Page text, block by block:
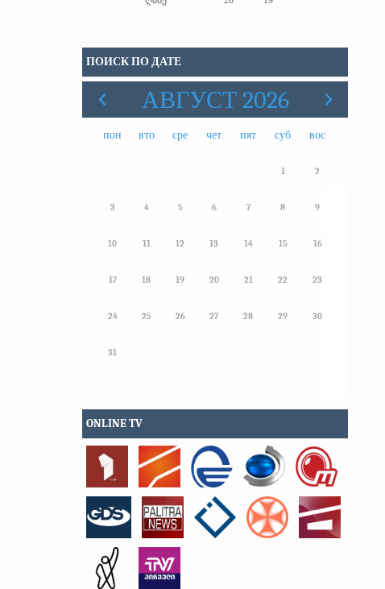
ПОИСК ПО ДАТЕ
АВГУСТ 2026
пон вто сре чет пят суб вос
1 2
3 4 5 6 7 8 9
10 11 12 13 14 15 16
17 18 19 20 21 22 23
24 25 26 27 28 29 30
31
ONLINE TV